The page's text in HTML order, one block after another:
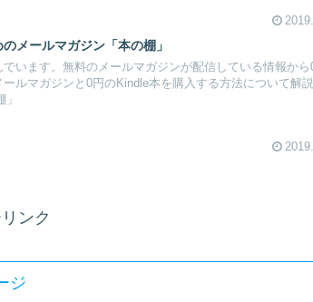
メールマガジン「本の棚」
います。無料のメールマガジンが配信している情報から
ルマガジンと0円のKindle本を購入する方法について解
ンク
ジ